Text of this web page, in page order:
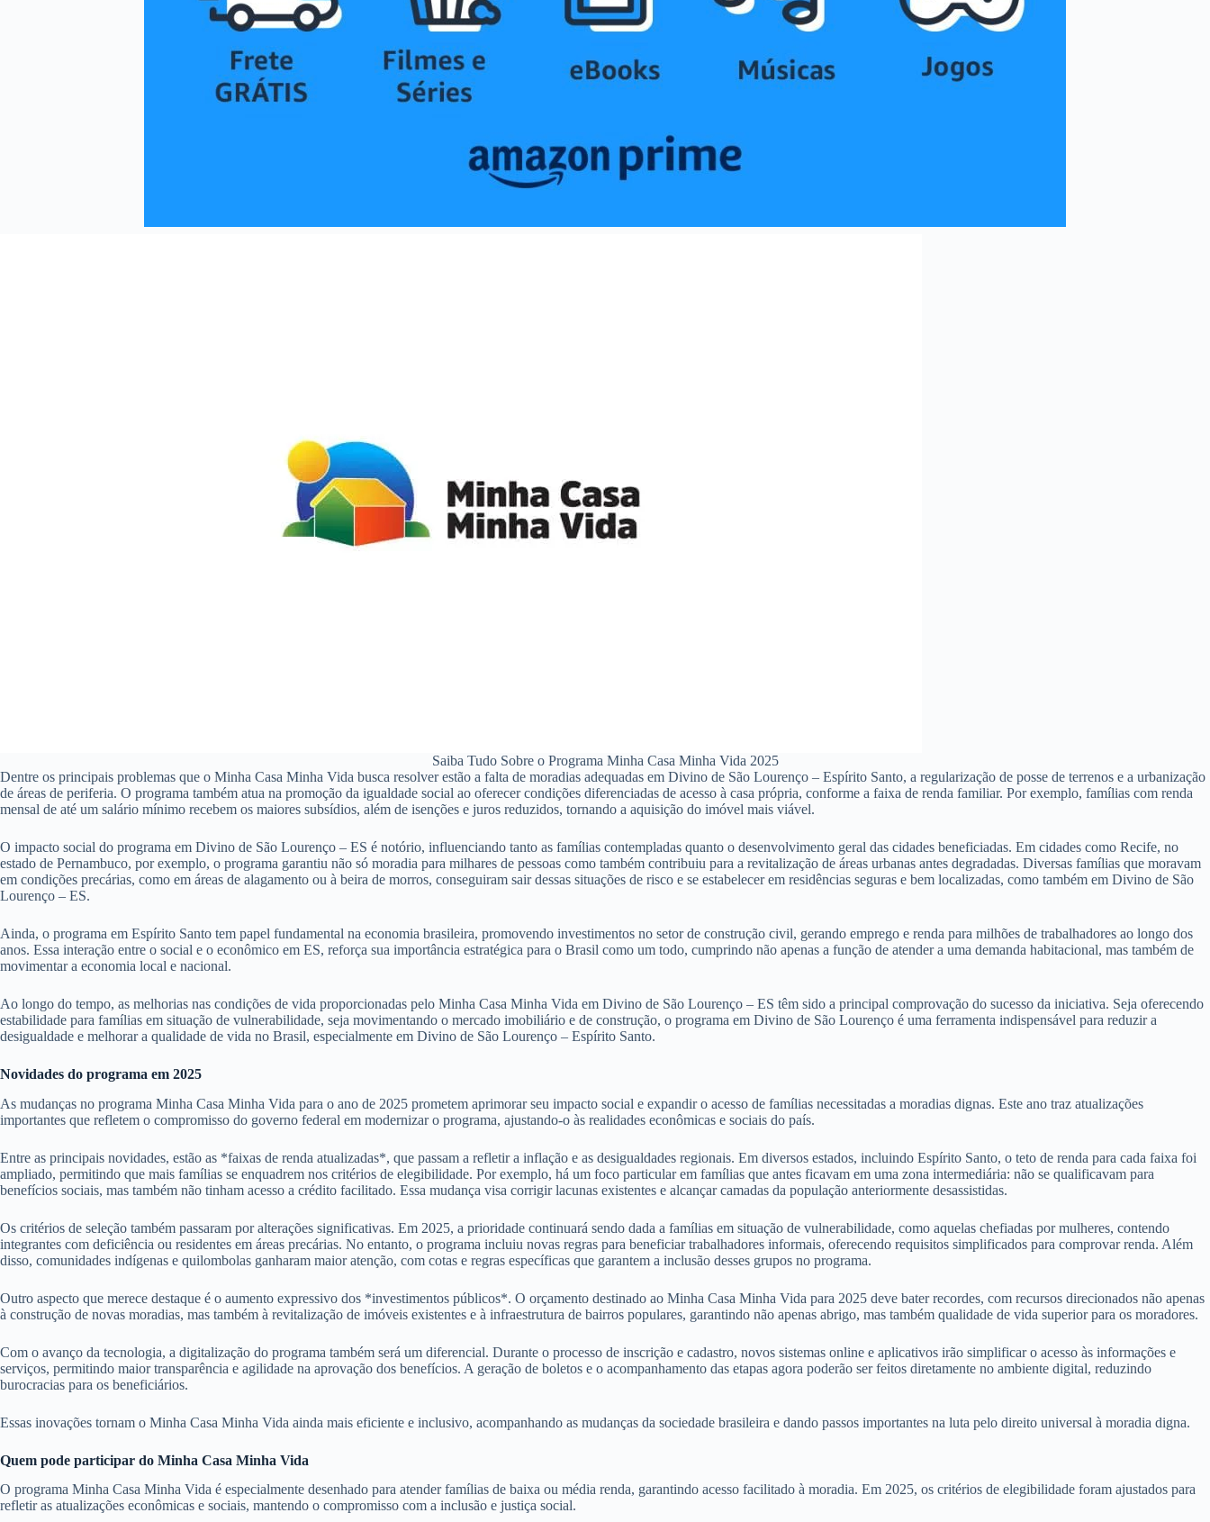
Saiba Tudo Sobre o Programa Minha Casa Minha Vida 2025
Dentre os principais problemas que o Minha Casa Minha Vida busca resolver estão a falta de moradias adequadas em Divino de São Lourenço – Espírito Santo, a regularização de posse de terrenos e a urbanização
de áreas de periferia. O programa também atua na promoção da igualdade social ao oferecer condições diferenciadas de acesso à casa própria, conforme a faixa de renda familiar. Por exemplo, famílias com renda
mensal de até um salário mínimo recebem os maiores subsídios, além de isenções e juros reduzidos, tornando a aquisição do imóvel mais viável.
O impacto social do programa em Divino de São Lourenço – ES é notório, influenciando tanto as famílias contempladas quanto o desenvolvimento geral das cidades beneficiadas. Em cidades como Recife, no
estado de Pernambuco, por exemplo, o programa garantiu não só moradia para milhares de pessoas como também contribuiu para a revitalização de áreas urbanas antes degradadas. Diversas famílias que moravam
em condições precárias, como em áreas de alagamento ou à beira de morros, conseguiram sair dessas situações de risco e se estabelecer em residências seguras e bem localizadas, como também em Divino de São
Lourenço – ES.
Ainda, o programa em Espírito Santo tem papel fundamental na economia brasileira, promovendo investimentos no setor de construção civil, gerando emprego e renda para milhões de trabalhadores ao longo dos
anos. Essa interação entre o social e o econômico em ES, reforça sua importância estratégica para o Brasil como um todo, cumprindo não apenas a função de atender a uma demanda habitacional, mas também de
movimentar a economia local e nacional.
Ao longo do tempo, as melhorias nas condições de vida proporcionadas pelo Minha Casa Minha Vida em Divino de São Lourenço – ES têm sido a principal comprovação do sucesso da iniciativa. Seja oferecendo
estabilidade para famílias em situação de vulnerabilidade, seja movimentando o mercado imobiliário e de construção, o programa em Divino de São Lourenço é uma ferramenta indispensável para reduzir a
desigualdade e melhorar a qualidade de vida no Brasil, especialmente em Divino de São Lourenço – Espírito Santo.
Novidades do programa em 2025
As mudanças no programa Minha Casa Minha Vida para o ano de 2025 prometem aprimorar seu impacto social e expandir o acesso de famílias necessitadas a moradias dignas. Este ano traz atualizações
importantes que refletem o compromisso do governo federal em modernizar o programa, ajustando-o às realidades econômicas e sociais do país.
Entre as principais novidades, estão as *faixas de renda atualizadas*, que passam a refletir a inflação e as desigualdades regionais. Em diversos estados, incluindo Espírito Santo, o teto de renda para cada faixa foi
ampliado, permitindo que mais famílias se enquadrem nos critérios de elegibilidade. Por exemplo, há um foco particular em famílias que antes ficavam em uma zona intermediária: não se qualificavam para
benefícios sociais, mas também não tinham acesso a crédito facilitado. Essa mudança visa corrigir lacunas existentes e alcançar camadas da população anteriormente desassistidas.
Os critérios de seleção também passaram por alterações significativas. Em 2025, a prioridade continuará sendo dada a famílias em situação de vulnerabilidade, como aquelas chefiadas por mulheres, contendo
integrantes com deficiência ou residentes em áreas precárias. No entanto, o programa incluiu novas regras para beneficiar trabalhadores informais, oferecendo requisitos simplificados para comprovar renda. Além
disso, comunidades indígenas e quilombolas ganharam maior atenção, com cotas e regras específicas que garantem a inclusão desses grupos no programa.
Outro aspecto que merece destaque é o aumento expressivo dos *investimentos públicos*. O orçamento destinado ao Minha Casa Minha Vida para 2025 deve bater recordes, com recursos direcionados não apenas
à construção de novas moradias, mas também à revitalização de imóveis existentes e à infraestrutura de bairros populares, garantindo não apenas abrigo, mas também qualidade de vida superior para os moradores.
Com o avanço da tecnologia, a digitalização do programa também será um diferencial. Durante o processo de inscrição e cadastro, novos sistemas online e aplicativos irão simplificar o acesso às informações e
serviços, permitindo maior transparência e agilidade na aprovação dos benefícios. A geração de boletos e o acompanhamento das etapas agora poderão ser feitos diretamente no ambiente digital, reduzindo
burocracias para os beneficiários.
Essas inovações tornam o Minha Casa Minha Vida ainda mais eficiente e inclusivo, acompanhando as mudanças da sociedade brasileira e dando passos importantes na luta pelo direito universal à moradia digna.
Quem pode participar do Minha Casa Minha Vida
O programa Minha Casa Minha Vida é especialmente desenhado para atender famílias de baixa ou média renda, garantindo acesso facilitado à moradia. Em 2025, os critérios de elegibilidade foram ajustados para
refletir as atualizações econômicas e sociais, mantendo o compromisso com a inclusão e justiça social.